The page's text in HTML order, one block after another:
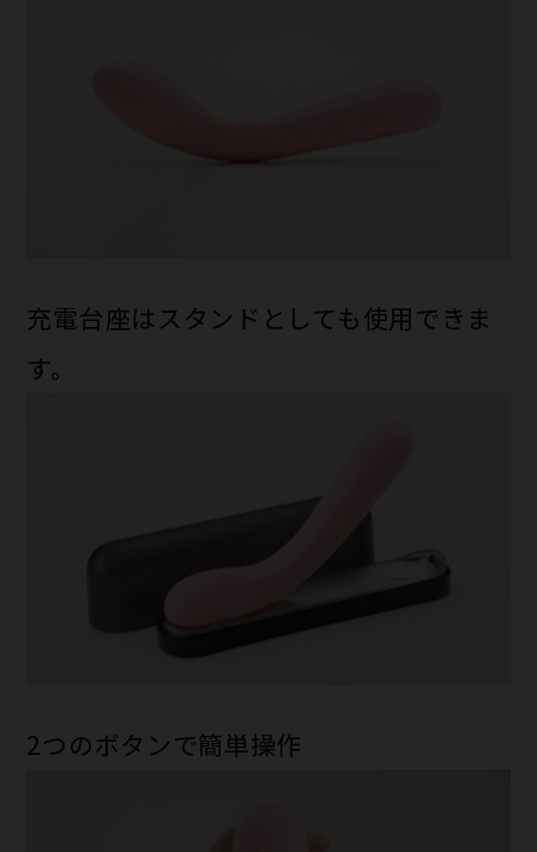
充電台座はスタンドとしても使用できま
す。
2つのボタンで簡単操作